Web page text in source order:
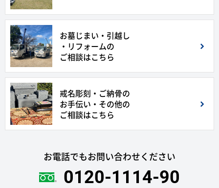
お墓じまい・引越し
・リフォームの
ご相談はこちら
戒名彫刻・ご納骨の
お手伝い・その他の
ご相談はこちら
お電話でもお問い合わせください
0120-1114-90